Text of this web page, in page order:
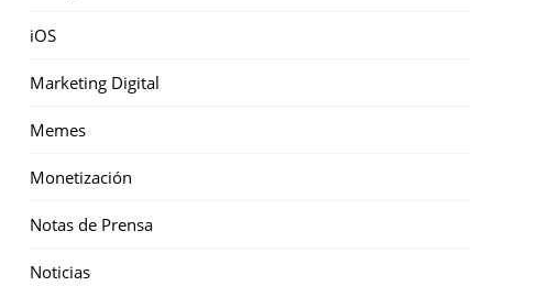
iOS
Marketing Digital
Memes
Monetización
Notas de Prensa
Noticias